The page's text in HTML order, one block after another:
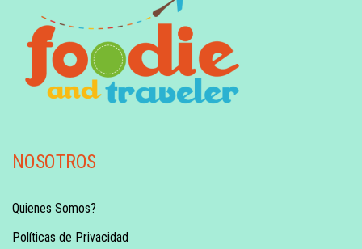
NOSOTROS
Quienes Somos?
Políticas de Privacidad